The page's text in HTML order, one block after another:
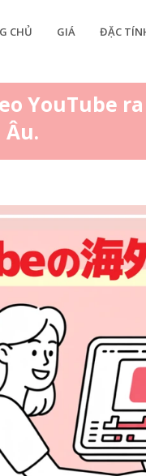
CHỦ GIÁ ĐẶC
YouTube
Âu.